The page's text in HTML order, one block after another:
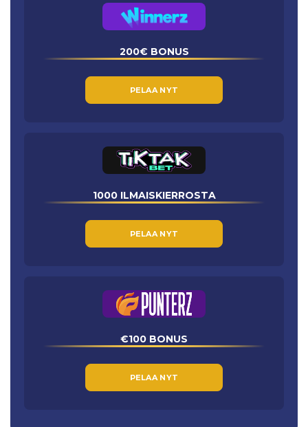
200€ BONUS
PELAA NYT
1000 ILMAISKIERROSTA
PELAA NYT
€100 BONUS
PELAA NYT